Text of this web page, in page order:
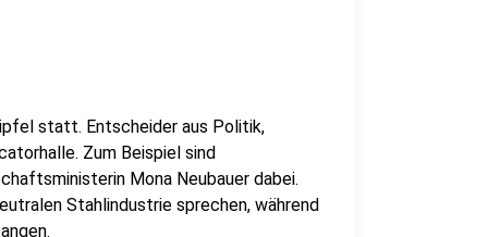
statt. Entscheider aus Politik,
Zum Beispiel sind
Mona Neubauer dabei.
Stahlindustrie sprechen, während